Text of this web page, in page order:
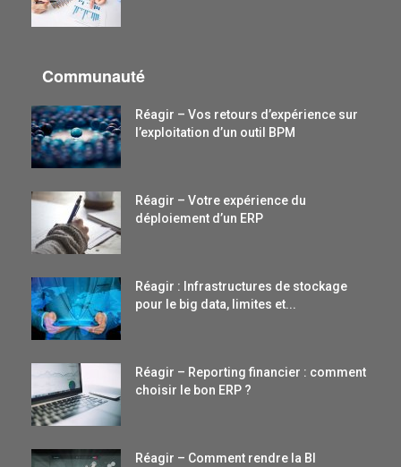
Communauté
Réagir – Vos retours d’expérience sur
l’exploitation d’un outil BPM
Réagir – Votre expérience du
déploiement d’un ERP
Réagir : Infrastructures de stockage
pour le big data, limites et...
Réagir – Reporting financier : comment
choisir le bon ERP ?
Réagir – Comment rendre la BI